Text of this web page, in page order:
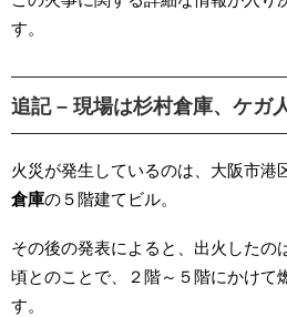
す。
追記 – 現場は杉村倉庫、ケガ
火災が発生しているのは、大阪市港
倉庫の５階建てビル。
その後の発表によると、出火したの
頃とのことで、２階～５階にかけて
す。